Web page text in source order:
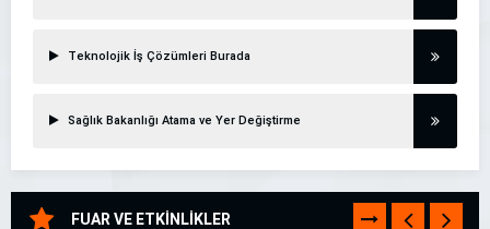
Teknolojik İş Çözümleri Burada
Sağlık Bakanlığı Atama ve Yer Değiştirme
FUAR VE ETKİNLİKLER TÜMÜNÜ